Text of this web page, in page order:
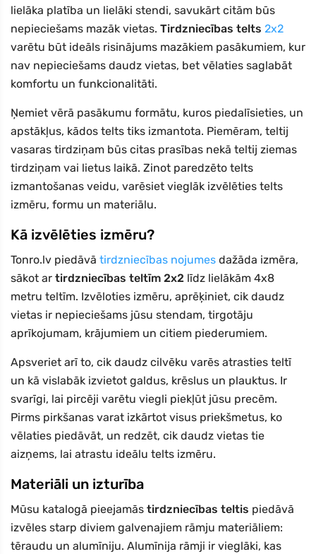
lielāka platība un lielāki stendi, savukārt citām būs
nepieciešams mazāk vietas. Tirdzniecības telts 2x2
varētu būt ideāls risinājums mazākiem pasākumiem, kur
nav nepieciešams daudz vietas, bet vēlaties saglabāt
komfortu un funkcionalitāti.
Ņemiet vērā pasākumu formātu, kuros piedalīsieties, un
apstākļus, kādos telts tiks izmantota. Piemēram, teltij
vasaras tirdziņam būs citas prasības nekā teltij ziemas
tirdziņam vai lietus laikā. Zinot paredzēto telts
izmantošanas veidu, varēsiet vieglāk izvēlēties telts
izmēru, formu un materiālu.
Kā izvēlēties izmēru?
Tonro.lv piedāvā tirdzniecības nojumes dažāda izmēra,
sākot ar tirdzniecības teltīm 2x2 līdz lielākām 4x8
metru teltīm. Izvēloties izmēru, aprēķiniet, cik daudz
vietas ir nepieciešams jūsu stendam, tirgotāju
aprīkojumam, krājumiem un citiem piederumiem.
Apsveriet arī to, cik daudz cilvēku varēs atrasties teltī
un kā vislabāk izvietot galdus, krēslus un plauktus. Ir
svarīgi, lai pircēji varētu viegli piekļūt jūsu precēm.
Pirms pirkšanas varat izkārtot visus priekšmetus, ko
vēlaties piedāvāt, un redzēt, cik daudz vietas tie
aizņems, lai atrastu ideālu telts izmēru.
Materiāli un izturība
Mūsu katalogā pieejamās tirdzniecības teltis piedāvā
izvēles starp diviem galvenajiem rāmju materiāliem:
tēraudu un alumīniju. Alumīnija rāmji ir vieglāki, kas